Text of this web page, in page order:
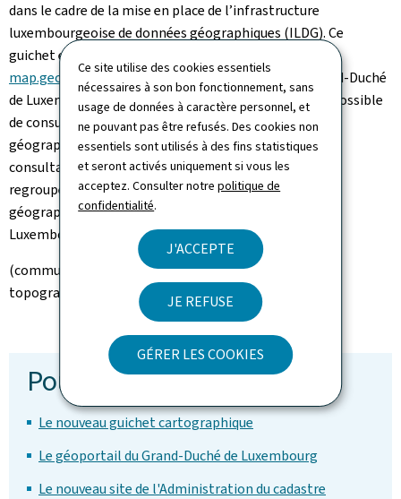
Ce site utilise des cookies essentiels
nécessaires à son bon fonctionnement, sans
usage de données à caractère personnel, et
ne pouvant pas être refusés. Des cookies non
essentiels sont utilisés à des fins statistiques
et seront activés uniquement si vous les
acceptez. Consulter notrepolitique de
confidentialité.
J'ACCEPTE
JE REFUSE
GÉRER LES COOKIES
dans le cadre de la mise en place de l’infrastructure
luxembourgeoise de données géographiques (ILDG). Ce
guichet est accessible au grand public à l’adresse
map.geoportail.luet fait partie du géoportail du Grand-Duché
de Luxembourg (
www.geoportail.lu ), sur lequel il est possible
de consulter et de commander les principales données
géographiques officielles au Luxembourg. Les données
consultables sont régulièrement complétées afin de
regrouper sur un seul portail toutes les données
géographiques à caractère officiel au Grand-Duché de
Luxembourg.
(communiqué par l’Administration du cadastre et de la
topographie)
Pour en savoir plus
Le nouveau guichet cartographique
Le géoportail du Grand-Duché de Luxembourg
Le nouveau site de l'Administration du cadastre